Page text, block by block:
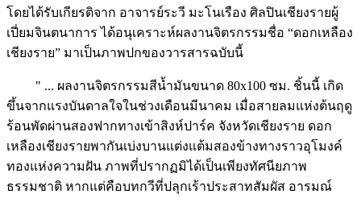
โดยได้รับเกียรติจาก อาจารย์ระวี มะโนเรือง ศิลปินเชียงรายผู้
เปี่ยมจินตนาการ ได้อนุเคราะห์ผลงานจิตรกรรมชื่อ “ดอกเหลือง
เชียงราย” มาเป็นภาพปกของวารสารฉบับนี้
" ... ผลงานจิตรกรรมสีน้ำมันขนาด 80x100 ซม. ชิ้นนี้ เกิด
ขึ้นจากแรงบันดาลใจในช่วงเดือนมีนาคม เมื่อสายลมแห่งต้นฤดู
ร้อนพัดผ่านสองฟากทางเข้าสิงห์ปาร์ค จังหวัดเชียงราย ดอก
เหลืองเชียงรายพากันเบ่งบานแต่งแต้มสองข้างทางราวอุโมงค์
ทองแห่งความฝัน ภาพที่ปรากฏมิได้เป็นเพียงทัศนียภาพ
ธรรมชาติ หากแต่คือบทกวีที่ปลุกเร้าประสาทสัมผัส อารมณ์